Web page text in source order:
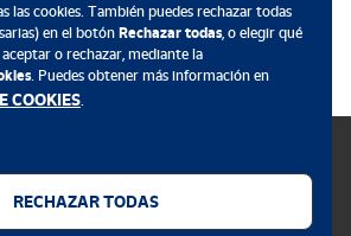
las cookies. También puedes rechazar todas
en el botón Rechazar todas, o elegir qué
o rechazar, mediante la
. Puedes obtener más información en
COOKIES.
RECHAZAR TODAS